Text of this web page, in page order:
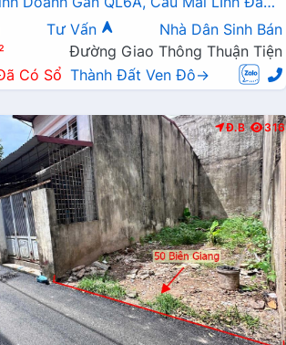
Tư Vấn
Nhà Dân Sinh Bán
Đường Giao Thông Thuận Tiện
Có Sổ Thành Đất Ven Đô→
Đ.B 316